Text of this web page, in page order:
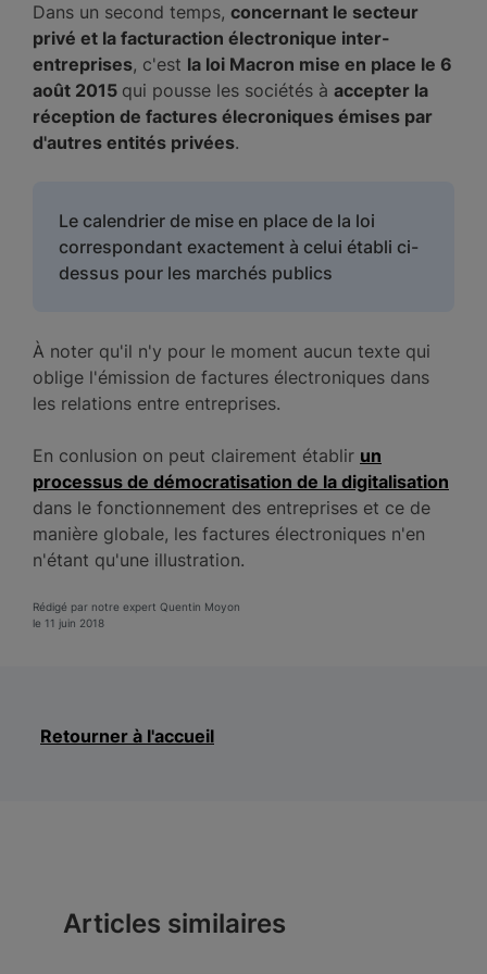
Dans un second temps, concernant le secteur
privé et la facturaction électronique inter-
entreprises, c'est la loi Macron mise en place le 6
août 2015 qui pousse les sociétés à accepter la
réception de factures élecroniques émises par
d'autres entités privées.
Le calendrier de mise en place de la loi
correspondant exactement à celui établi ci-
dessus pour les marchés publics
À noter qu'il n'y pour le moment aucun texte qui
oblige l'émission de factures électroniques dans
les relations entre entreprises.
En conlusion on peut clairement établir un
processus de démocratisation de la digitalisation
dans le fonctionnement des entreprises et ce de
manière globale, les factures électroniques n'en
n'étant qu'une illustration.
Rédigé par notre expert Quentin Moyon
le 11 juin 2018
Retourner à l'accueil
Articles similaires